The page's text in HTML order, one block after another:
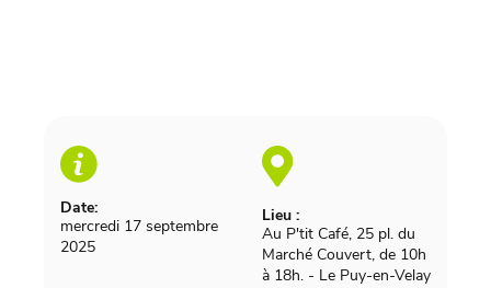
Date:
mercredi 17 septembre
2025
Lieu :
Au P'tit Café, 25 pl. du
Marché Couvert, de 10h
à 18h. - Le Puy-en-Velay